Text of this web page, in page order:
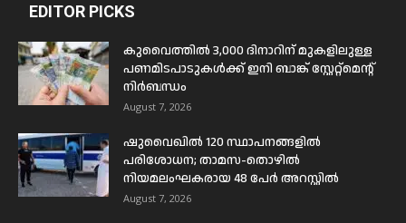
EDITOR PICKS
കുവൈത്തിൽ 3,000 ദിനാറിന് മുകളിലുള്ള
പണമിടപാടുകൾക്ക് ഇനി ബാങ്ക് സ്റ്റേറ്റ്മെന്റ്
നിർബന്ധം
August 7, 2026
ഷുവൈഖിൽ 120 സ്ഥാപനങ്ങളിൽ
പരിശോധന; താമസ-തൊഴിൽ
നിയമലംഘകരായ 48 പേർ അറസ്റ്റിൽ
August 7, 2026